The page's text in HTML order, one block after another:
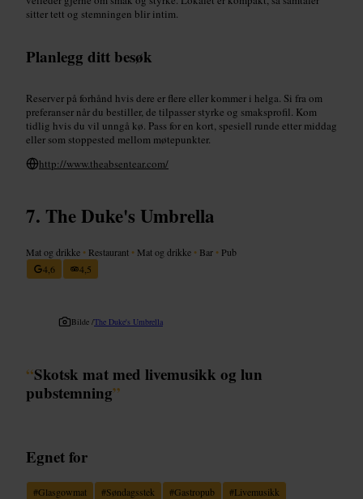
sitter tett og stemningen blir intim.
Planlegg ditt besøk
Reserver på forhånd hvis dere er flere eller kommer i helga. Si fra om
preferanser når du bestiller, de tilpasser styrke og smaksprofil. Kom
tidlig hvis du vil unngå kø. Pass for en kort, spesiell runde etter middag
eller som stoppested mellom møtepunkter.
http://www.theabsentear.com/
The Duke's Umbrella
Mat og drikke • Restaurant • Mat og drikke • Bar • Pub
4,6
4,5
Bilde /The Duke's Umbrella
“Skotsk mat med livemusikk og lun
pubstemning”
Egnet for
#Glasgowmat #Søndagsstek #Gastropub #Livemusikk